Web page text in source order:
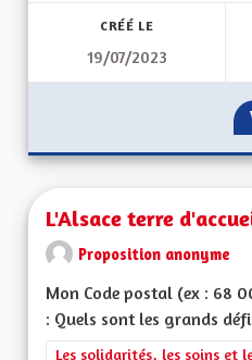
CRÉÉ LE
19/07/2023
L'Alsace terre
Proposition anonyme
Mon Code postal (ex : 68
: Quels sont les grands
Filtrer les résultats de la
Les solidarités, les soins et